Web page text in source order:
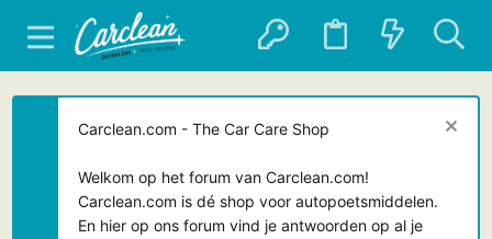
Carclean.com - The Car Care Shop
Welkom op het forum van Carclean.com!
Carclean.com is dé shop voor autopoetsmiddelen.
En hier op ons forum vind je antwoorden op al je